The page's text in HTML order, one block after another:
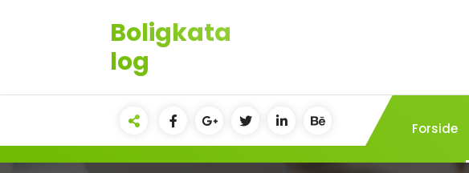
Boligkata
log
Forside